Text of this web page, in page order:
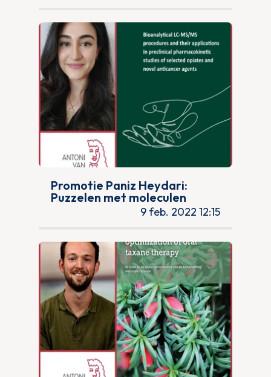
Promotie Paniz Heydari:
Puzzelen met moleculen
9 feb. 2022 12:15